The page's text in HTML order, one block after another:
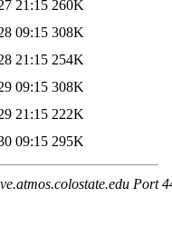
21:15 260K
09:15 308K
21:15 254K
09:15 308K
21:15 222K
09:15 295K
Port